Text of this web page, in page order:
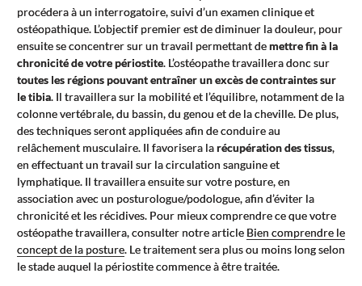
procédera à un interrogatoire, suivi d’un examen clinique et
ostéopathique. L’objectif premier est de diminuer la douleur, pour
ensuite se concentrer sur un travail permettant demettre fin à la
chronicité de votre périostite. L’ostéopathe travaillera donc sur
toutes les régions pouvant entraîner un excès de contraintes sur
le tibia. Il travaillera sur la mobilité et l’équilibre, notamment de la
colonne vertébrale, du bassin, du genou et de la cheville. De plus,
des techniques seront appliquées afin de conduire au
relâchement musculaire. Il favorisera larécupération des tissus,
en effectuant un travail sur la circulation sanguine et
lymphatique. Il travaillera ensuite sur votre posture, en
association avec un posturologue/podologue, afin d’éviter la
chronicité et les récidives. Pour mieux comprendre ce que votre
ostéopathe travaillera, consulter notre article Bien comprendre le
concept de la posture. Le traitement sera plus ou moins long selon
le stade auquel la périostite commence à être traitée.